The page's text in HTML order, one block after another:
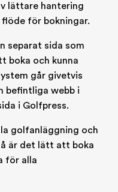
lättare hantering
för bokningar.
separat sida som
boka och kunna
går givetvis
befintliga webb i
i Golfpress.
golfanläggning och
är det lätt att boka
för alla